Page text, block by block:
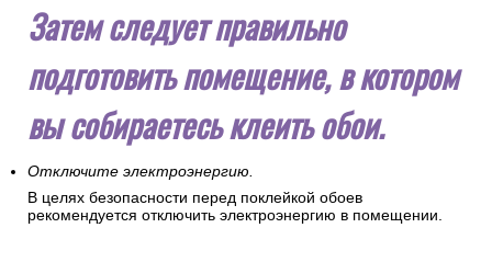
Затем следует правильно
подготовить помещение, в котором
вы собираетесь клеить обои.
Отключите электроэнергию.
В целях безопасности перед поклейкой обоев
рекомендуется отключить электроэнергию в помещении.